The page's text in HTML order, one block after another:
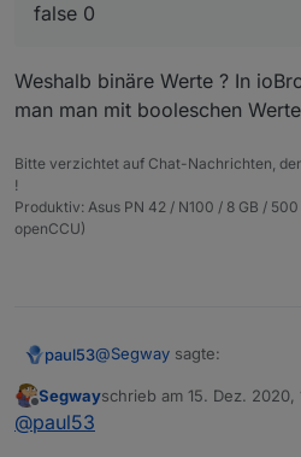
false 0
Weshalb binäre Werte ? In
man man mit booleschen
Bitte verzichtet auf Chat-Nachrichten,
!
Produktiv: Asus PN 42 / N100 / 8 GB /
openCCU)
paul53@Segway sagte:
Offline
Segwayschrieb am 15. Dez. 2020,
zuletzt editiert von Segway
@paul53